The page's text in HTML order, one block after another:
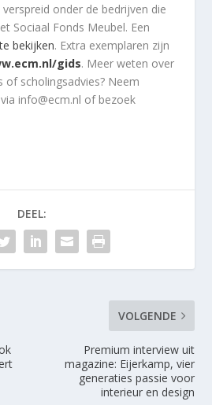
onder de bedrijven die
Sociaal Fonds Meubel. Een
bekijken. Extra exemplaren zijn
gids. Meer weten over
of scholingsadvies? Neem
info@ecm.nl of bezoek
DEEL:
VOLGENDE
Premium interview uit
magazine: Eijerkamp, vier
generaties passie voor
interieur en design